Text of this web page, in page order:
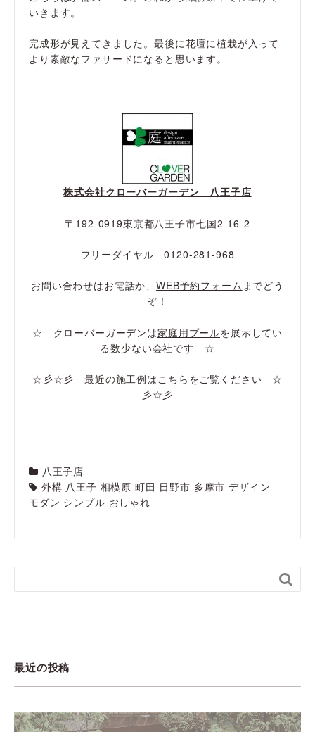
いきます。
完成形が見えてきました。最後に花壇に植栽が入って
より素敵なファサードになると思います。
株式会社クローバーガーデン 八王子店
〒192-0919東京都八王子市七国2-16-2
フリーダイヤル 0120-281-968
お問い合わせはお電話か、WEB予約フォーム までどう
ぞ！
☆ クローバーガーデンは家庭用プールを展示してい
る数少ない会社です ☆
☆彡☆彡 最近の施工例はこちら をご覧ください ☆
彡☆彡
八王子店
外構 八王子 相模原 町田 日野市 多摩市 デザイン
モダン シンプル おしゃれ

最近の投稿